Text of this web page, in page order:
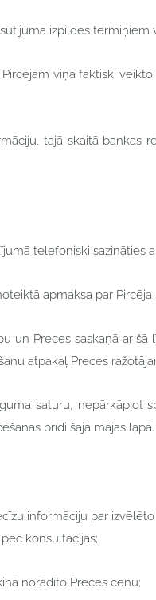
izpildes
viņa faktiski
tajā skaitā
telefoniski
apmaksa par Pircēja
un Preces saskaņā ar
atpakaļ Preces
saturu, nepārkāpjot
brīdi šajā mājas lapā.
informāciju par
konsultācijas;
norādīto Preces cenu;